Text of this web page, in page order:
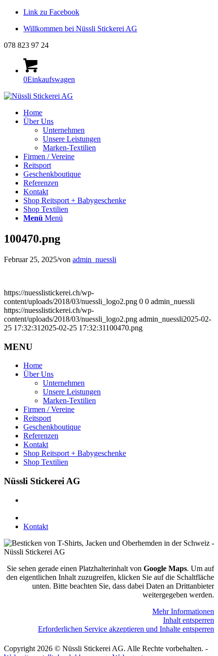
Link zu Facebook
Willkommen bei Nüssli Stickerei AG
078 823 97 24
0Einkaufswagen
Home
Über Uns
Unternehmen
Unsere Leistungen
Marken-Textilien
Firmen / Vereine
Reitsport
Geschenkboutique
Referenzen
Kontakt
Shop Reitsport + Babygeschenke
Shop Textilien
Menü Menü
100470.png
Februar 25, 2025/von admin_nuessli
https://nuesslistickerei.ch/wp-
content/uploads/2018/03/nuessli_logo2.png 0 0 admin_nuessli
https://nuesslistickerei.ch/wp-
content/uploads/2018/03/nuessli_logo2.png admin_nuessli2025-02-
25 17:32:31 2025-02-25 17:32:31100470.png
MENU
Home
Über Uns
Unternehmen
Unsere Leistungen
Marken-Textilien
Firmen / Vereine
Reitsport
Geschenkboutique
Referenzen
Kontakt
Shop Reitsport + Babygeschenke
Shop Textilien
Nüssli Stickerei AG
Kontakt
Sie sehen gerade einen Platzhalterinhalt von Google Maps. Um auf
den eigentlichen Inhalt zuzugreifen, klicken Sie auf die Schaltfläche
unten. Bitte beachten Sie, dass dabei Daten an Drittanbieter
weitergegeben werden.
Mehr Informationen
Inhalt entsperren
Erforderlichen Service akzeptieren und Inhalte entsperren
Copyright 2026 © Nüssli Stickerei AG. Alle Rechte vorbehalten. -